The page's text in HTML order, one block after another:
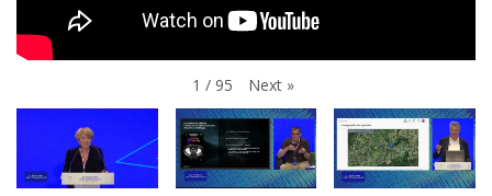
1 / 95 Next »